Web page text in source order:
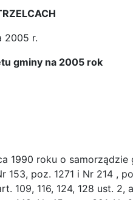
2005 r.
gminy na 2005 rok
roku o samorządzie
poz. 1271 i Nr 214 ,
109, 116, 124, 128 ust.